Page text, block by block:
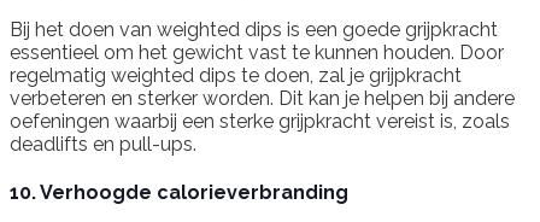
Bij het doen van weighted dips is een goede grijpkracht
essentieel om het gewicht vast te kunnen houden. Door
regelmatig weighted dips te doen, zal je grijpkracht
verbeteren en sterker worden. Dit kan je helpen bij andere
oefeningen waarbij een sterke grijpkracht vereist is, zoals
deadlifts en pull-ups.
10. Verhoogde calorieverbranding